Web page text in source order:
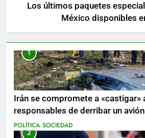
Los últimos paquetes
México disponibles
1
Irán se compromete a «castigar»
responsables de derribar un
mientras se realizan arrestos
POLÍTICA SOCIEDAD
2